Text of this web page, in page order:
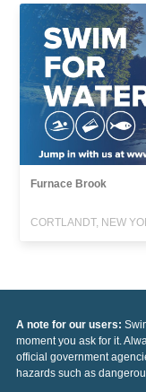
Furnace Brook
CORTLANDT, NEW
A note for our users:
moment you ask for it.
official government
hazards such as